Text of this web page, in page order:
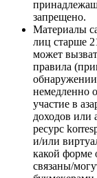
запрещено.
Материалы
лиц старше
может
правила
немедленно
участие в
доходов или
ресурс
и/или
какой форме
связаны/